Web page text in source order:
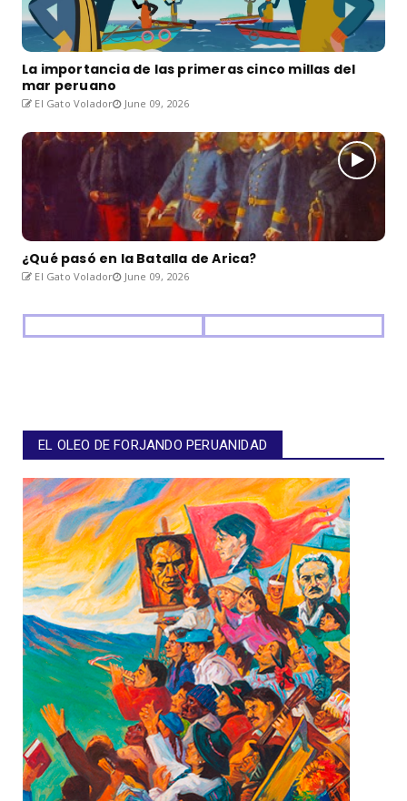
La importancia de las primeras cinco millas del
mar peruano
El Gato Volador June 09, 2026
¿Qué pasó en la Batalla de Arica?
El Gato Volador June 09, 2026
EL OLEO DE FORJANDO PERUANIDAD